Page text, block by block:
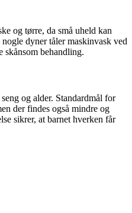
og tørre, da små uheld kan
dyner tåler maskinvask ved
skånsom behandling.
og alder. Standardmål for
der findes også mindre og
sikrer, at barnet hverken får